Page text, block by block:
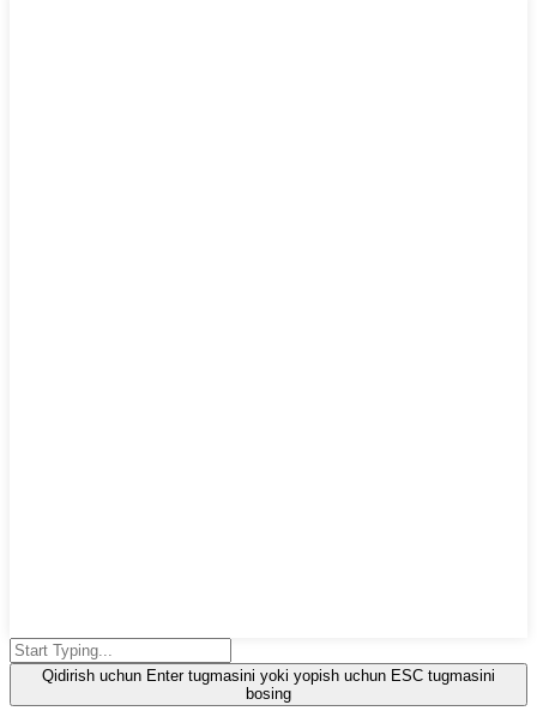
Qidirish uchun Enter tugmasini yoki yopish uchun ESC tugmasini
bosing